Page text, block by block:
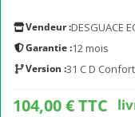
Vendeur :DESGUACE
Garantie :12 mois
Version :31 C D
104,00 € TTC